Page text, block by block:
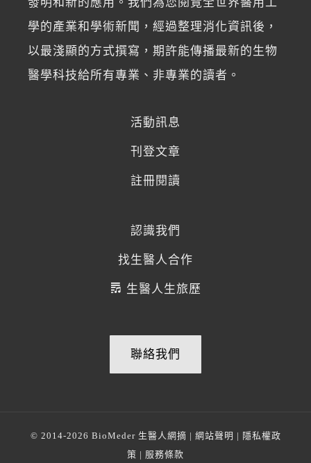
學的產業和學術新聞，經過整理消化資訊後，
以最淺顯的方式撰寫，期許能傳播最新的生物
醫學科技給所有專業、非專業的讀者。
活動訊息
刊登文章
註冊閱讀
認識我們
找生醫人合作
生醫人生旅歷
聯絡我們
© 2014-2026 BioMeder 生醫人網摘 | 網站聲明 | 隱私權政
策 | 服務條款